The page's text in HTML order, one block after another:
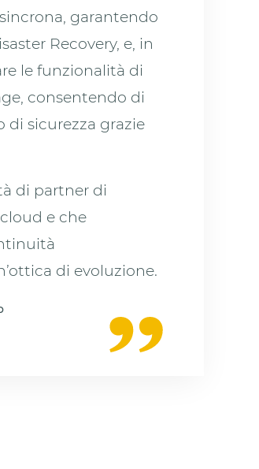
garantendo
Recovery, e, in
le funzionalità di
consentendo di
di sicurezza grazie
di partner di
e che
di evoluzione.